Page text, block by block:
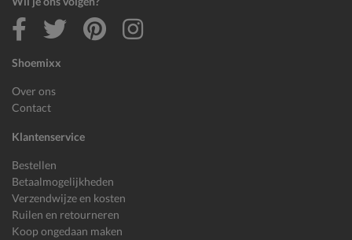
Shoemixx
Over ons
Contact
Klantenservice
Bestellen
Betaalmogelijkheden
Verzendwijze en kosten
Ruilen en retourneren
Koop ongedaan maken